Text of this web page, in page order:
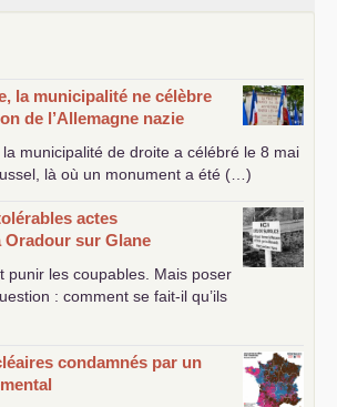
la municipalité ne célèbre
de l’Allemagne nazie
municipalité de droite a célébré le 8 mai
là où un monument a été (…)
actes
Oradour sur Glane
punir les coupables. Mais poser
: comment se fait-il qu’ils
condamnés par un